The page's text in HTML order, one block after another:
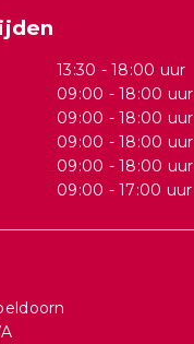
13:30 - 18:00 uur
09:00 - 18:00 uur
09:00 - 18:00 uur
09:00 - 18:00 uur
09:00 - 18:00 uur
09:00 - 17:00 uur